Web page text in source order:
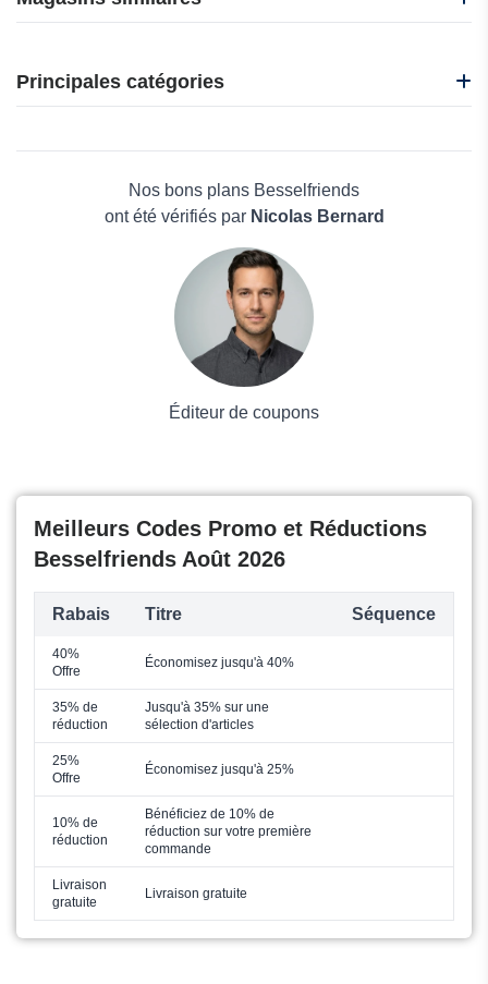
i-Run
Idakoos
Principales catégories
Maison & Jardin
Boissons
Nos bons plans Besselfriends
ont été vérifiés par Nicolas Bernard
Éditeur de coupons
Meilleurs Codes Promo et Réductions
Besselfriends Août 2026
Rabais Titre Séquence
40%
Offre
Économisez jusqu'à 40%
35% de
réduction
Jusqu'à 35% sur une
sélection d'articles
25%
Offre
Économisez jusqu'à 25%
10% de
réduction
Bénéficiez de 10% de
réduction sur votre première
commande
Livraison
gratuite
Livraison gratuite